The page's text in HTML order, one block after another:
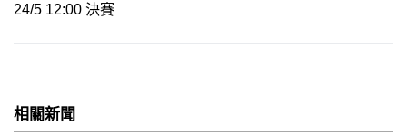
24/5 12:00 決賽
相關新聞